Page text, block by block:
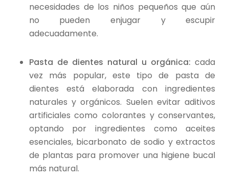
necesidades de los niños pequeños que aún
no pueden enjugar y escupir
adecuadamente.
Pasta de dientes natural u orgánica:cada
vez más popular, este tipo de pasta de
dientes está elaborada con ingredientes
naturales y orgánicos. Suelen evitar aditivos
artificiales como colorantes y conservantes,
optando por ingredientes como aceites
esenciales, bicarbonato de sodio y extractos
de plantas para promover una higiene bucal
más natural.